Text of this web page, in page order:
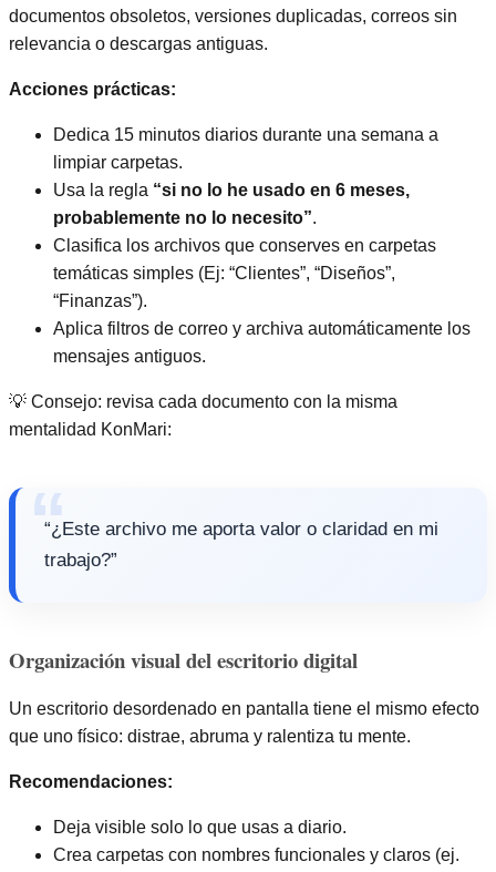
documentos obsoletos, versiones duplicadas, correos sin
relevancia o descargas antiguas.
Acciones prácticas:
Dedica 15 minutos diarios durante una semana a
limpiar carpetas.
Usa la regla “si no lo he usado en 6 meses,
probablemente no lo necesito”.
Clasifica los archivos que conserves en carpetas
temáticas simples (Ej: “Clientes”, “Diseños”,
“Finanzas”).
Aplica filtros de correo y archiva automáticamente los
mensajes antiguos.
💡 Consejo: revisa cada documento con la misma
mentalidad KonMari:
“¿Este archivo me aporta valor o claridad en mi
trabajo?”
Organización visual del escritorio digital
Un escritorio desordenado en pantalla tiene el mismo efecto
que uno físico: distrae, abruma y ralentiza tu mente.
Recomendaciones:
Deja visible solo lo que usas a diario.
Crea carpetas con nombres funcionales y claros (ej.